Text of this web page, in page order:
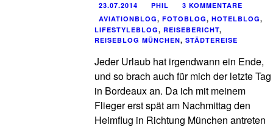
23.07.2014 PHIL
3 KOMMENTARE
AVIATIONBLOG, FOTOBLOG, HOTELBLOG,
LIFESTYLEBLOG, REISEBERICHT,
REISEBLOG MÜNCHEN, STÄDTEREISE
Jeder Urlaub hat irgendwann ein Ende,
und so brach auch für mich der letzte Tag
in Bordeaux an. Da ich mit meinem
Flieger erst spät am Nachmittag den
Heimflug in Richtung München antreten